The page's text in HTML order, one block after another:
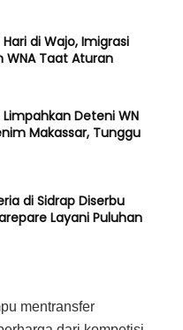
di Wajo, Imigrasi
WNA Taat Aturan
Deteni WN
Makassar, Tunggu
di Sidrap Diserbu
Layani Puluhan
mentransfer